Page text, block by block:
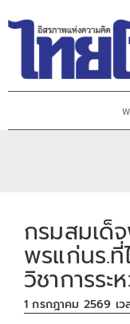
กรมสมเด็
พรแก่นร.ที่
วิชาการระ
1 กรกฎาคม 2569 เ